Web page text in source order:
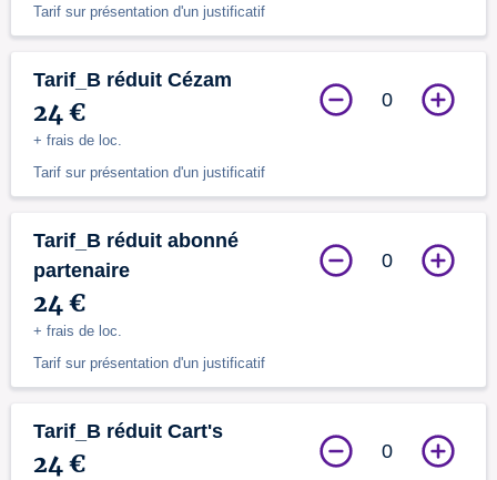
Tarif sur présentation d'un justificatif
Tarif_B réduit Cézam
24 €
+ frais de loc.
Tarif sur présentation d'un justificatif
0
Tarif_B réduit abonné
partenaire
24 €
+ frais de loc.
Tarif sur présentation d'un justificatif
0
Tarif_B réduit Cart's
24 € 0